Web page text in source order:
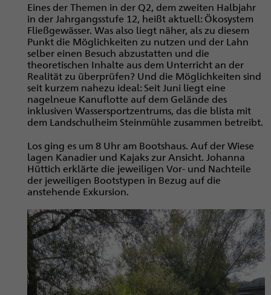
Eines der Themen in der Q2, dem zweiten Halbjahr
in der Jahrgangsstufe 12, heißt aktuell: Ökosystem
Fließgewässer. Was also liegt näher, als zu diesem
Punkt die Möglichkeiten zu nutzen und der Lahn
selber einen Besuch abzustatten und die
theoretischen Inhalte aus dem Unterricht an der
Realität zu überprüfen? Und die Möglichkeiten sind
seit kurzem nahezu ideal: Seit Juni liegt eine
nagelneue Kanuflotte auf dem Gelände des
inklusiven Wassersportzentrums, das die blista mit
dem Landschulheim Steinmühle zusammen betreibt.
Los ging es um 8 Uhr am Bootshaus. Auf der Wiese
lagen Kanadier und Kajaks zur Ansicht. Johanna
Hüttich erklärte die jeweiligen Vor- und Nachteile
der jeweiligen Bootstypen in Bezug auf die
anstehende Exkursion.​